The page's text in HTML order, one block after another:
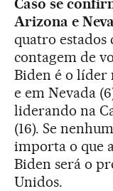
Caso se
Arizona e
quatro estados
contagem de
Biden é o líder
e em Nevada
liderando na
(16). Se
importa o que
Biden será o
Unidos.